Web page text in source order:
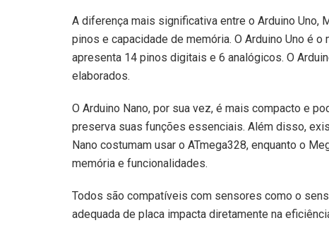
A diferença mais significativa entre o Arduino Uno,
pinos e capacidade de memória. O Arduino Uno é
apresenta 14 pinos digitais e 6 analógicos. O
elaborados.
O Arduino Nano, por sua vez, é mais compacto e
preserva suas funções essenciais. Além disso,
Nano costumam usar o ATmega328, enquanto o
memória e funcionalidades.
Todos são compatíveis com sensores como o
adequada de placa impacta diretamente na